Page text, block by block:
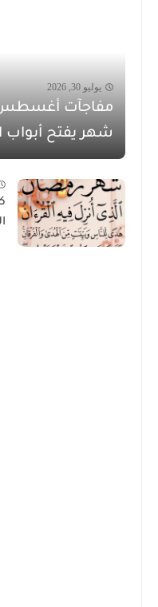
يوليو 30, 2026
شهر يفتح